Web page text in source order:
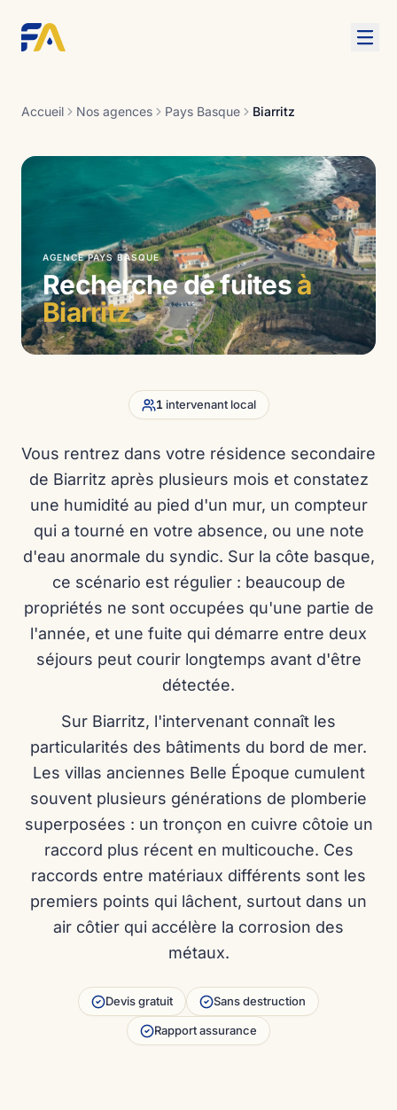
Accueil Nos agences Pays Basque Biarritz
AGENCE PAYS BASQUE
Recherche de fuitesà
Biarritz
1 intervenant local
Vous rentrez dans votre résidence secondaire
de Biarritz après plusieurs mois et constatez
une humidité au pied d'un mur, un compteur
qui a tourné en votre absence, ou une note
d'eau anormale du syndic. Sur la côte basque,
ce scénario est régulier : beaucoup de
propriétés ne sont occupées qu'une partie de
l'année, et une fuite qui démarre entre deux
séjours peut courir longtemps avant d'être
détectée.
Sur Biarritz, l'intervenant connaît les
particularités des bâtiments du bord de mer.
Les villas anciennes Belle Époque cumulent
souvent plusieurs générations de plomberie
superposées : un tronçon en cuivre côtoie un
raccord plus récent en multicouche. Ces
raccords entre matériaux différents sont les
premiers points qui lâchent, surtout dans un
air côtier qui accélère la corrosion des
métaux.
Devis gratuit Sans destruction
Rapport assurance
Yannick Dugachard
06 09 81 10 84